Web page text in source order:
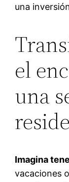
una
el
una
Imagina
vacaciones